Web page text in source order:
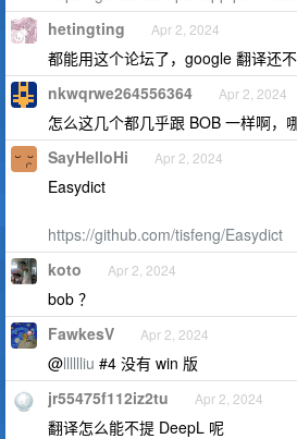
hetingting Apr 2, 2024
都能用这个论坛了，google 翻译还
nkwqrwe264556364 Apr 2, 2024
怎么这几个都几乎跟 BOB 一样啊，
SayHelloHi Apr 2, 2024
Easydict
https://github.com/tisfeng/Easydict
koto Apr 2, 2024
bob ？
FawkesV Apr 2, 2024
@lllllliu #4 没有 win 版
jr55475f112iz2tu Apr 2, 2024
翻译怎么能不提 DeepL 呢